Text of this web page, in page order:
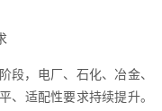
段，电厂、石化、冶金、
、适配性要求持续提升。